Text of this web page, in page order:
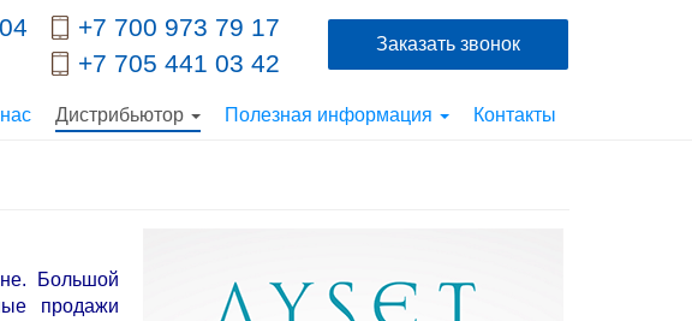
+7 700 973 79 17
+7 705 441 03 42
Заказать звонок
Дистрибьютор Полезная информация Контакты
Большой
продажи